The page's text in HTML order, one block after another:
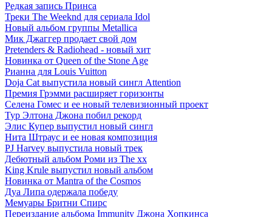
Редкая запись Принса
Треки The Weeknd для сериала Idol
Новый альбом группы Metallica
Мик Джаггер продает свой дом
Pretenders & Radiohead - новый хит
Новинка от Queen of the Stone Age
Рианна для Louis Vuitton
Doja Cat выпустила новый сингл Attention
Премия Грэмми расширяет горизонты
Селена Гомес и ее новый телевизионный проект
Тур Элтона Джона побил рекорд
Элис Купер выпустил новый сингл
Нита Штраус и ее новая композиция
PJ Harvey выпустила новый трек
Дебютный альбом Роми из The xx
King Krule выпустил новый альбом
Новинка от Mantra of the Cosmos
Дуа Липа одержала победу
Мемуары Бритни Спирс
Переиздание альбома Immunity Джона Хопкинса